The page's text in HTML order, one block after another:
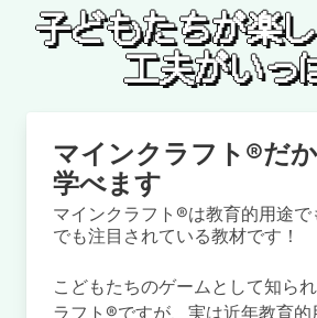
子どもたちが楽
工夫がいっ
マインクラフト®だ
学べます
マインクラフト®は教育的用途
でも注目されている教材です！
こどもたちのゲームとして知ら
ラフト®ですが、実は近年教育的